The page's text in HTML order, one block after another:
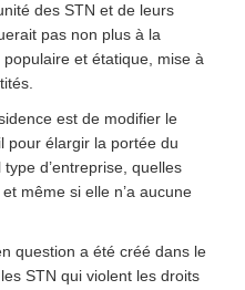
des STN et de leurs
pas non plus à la
et étatique, mise à
est de modifier le
pour élargir la portée du
d’entreprise, quelles
même si elle n’a aucune
question a été créé dans le
STN qui violent les droits